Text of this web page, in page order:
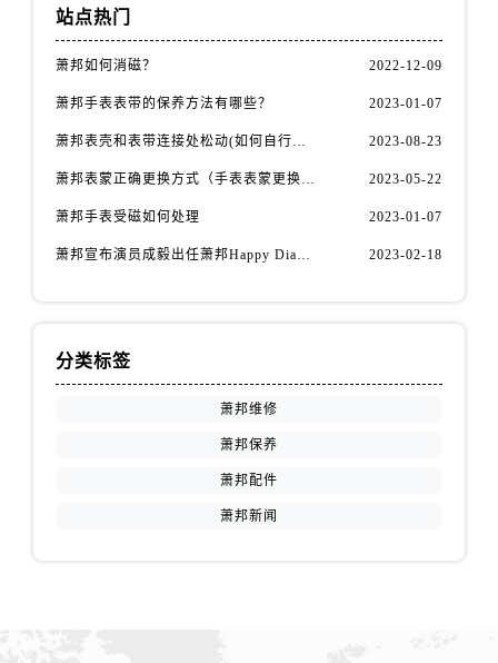
山东省泰安市泰山区财源街道泰山大街萧邦售后服务中心（需提前预约）
站点热门
萧邦如何消磁？ 2022-12-09
萧邦手表表带的保养方法有哪些？ 2023-01-07
萧邦表壳和表带连接处松动(如何自行修复) 2023-08-23
萧邦表蒙正确更换方式（手表表蒙更换知识） 2023-05-22
萧邦手表受磁如何处理 2023-01-07
萧邦宣布演员成毅出任萧邦Happy Diamonds系列品牌大使 2023-02-18
分类标签
萧邦维修
萧邦保养
萧邦配件
萧邦新闻